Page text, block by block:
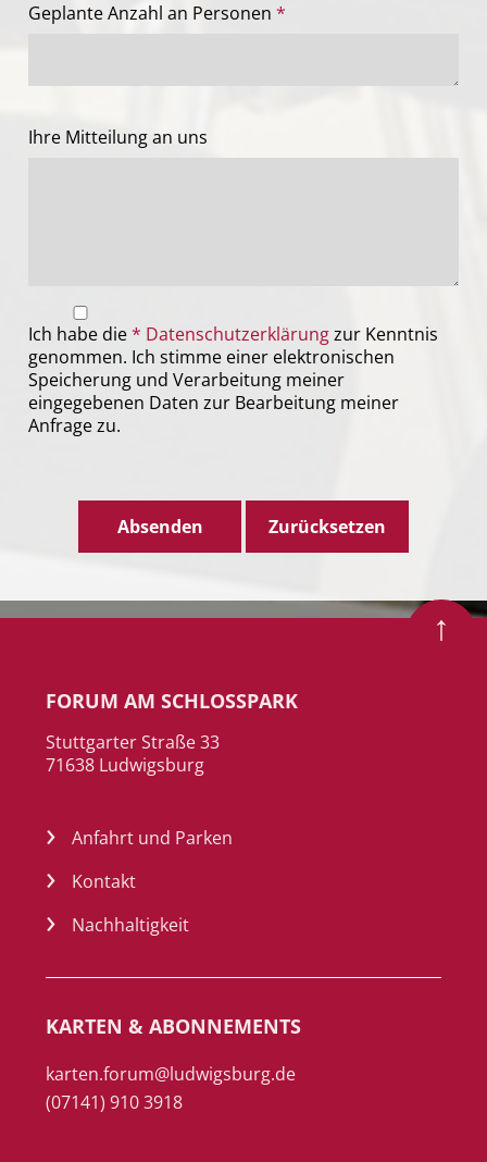
Geplante Anzahl an Personen *
Ihre Mitteilung an uns
Ich habe die* Datenschutzerklärung
genommen. Ich stimme einer elektronischen
Speicherung und Verarbeitung meiner
eingegebenen Daten zur Bearbeitung meiner
Anfrage zu.
FORUM AM SCHLOSSPARK
Stuttgarter Straße 33
71638 Ludwigsburg
Anfahrt und Parken
Kontakt
Nachhaltigkeit
KARTEN & ABONNEMENTS
karten.forum@ludwigsburg.de
(07141) 910 3918